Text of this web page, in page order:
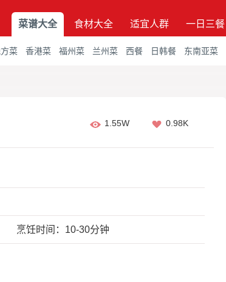
菜谱大全 食材大全 适宜人群 一日三餐
菜 香港菜 福州菜 兰州菜 西餐 日韩餐 东南亚菜
1.55W 0.98K
烹饪时间：10-30分钟